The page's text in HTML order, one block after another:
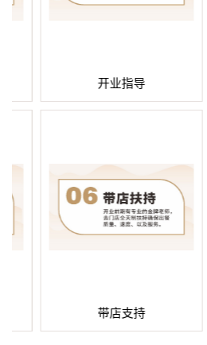
开业指导
带店支持